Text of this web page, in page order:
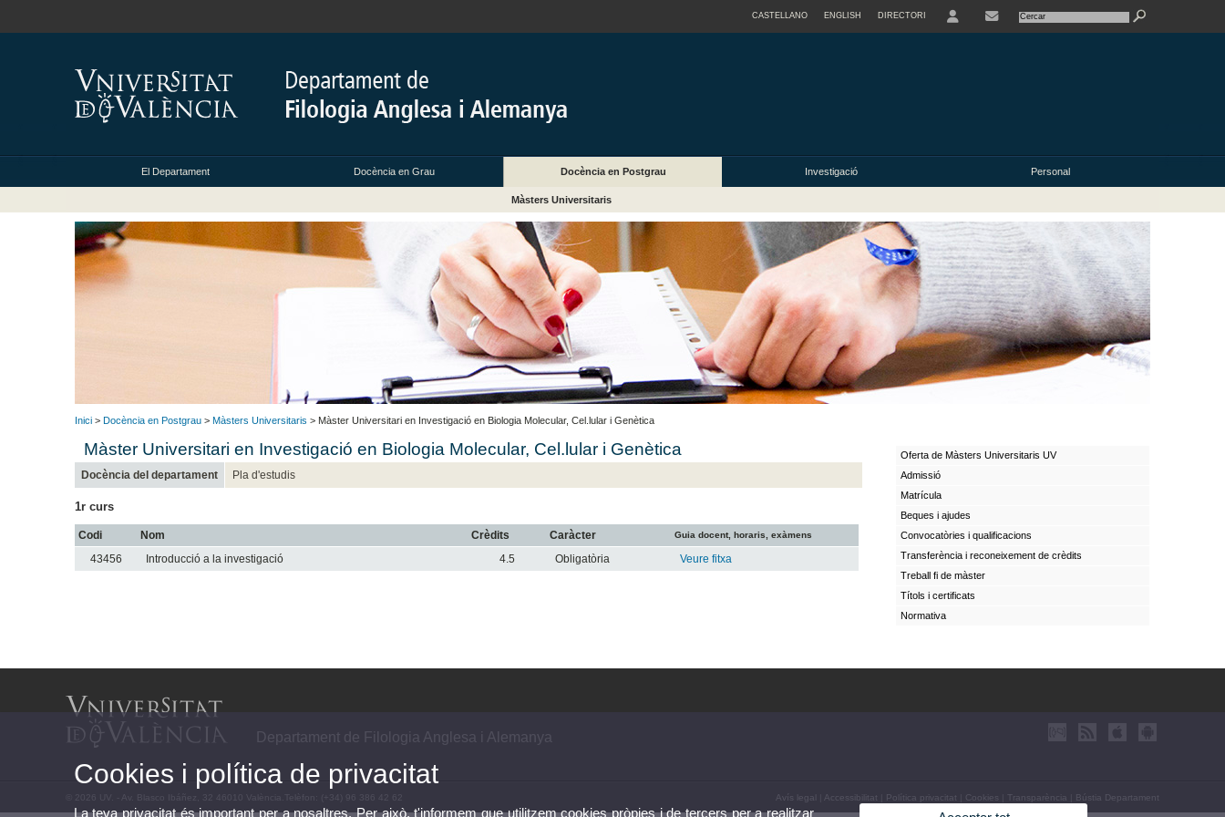
CASTELLANO ENGLISH DIRECTORI
El Departament Docència en Grau Docència en Postgrau Investigació Personal
Màsters Universitaris
Inici > Docència en Postgrau > Màsters Universitaris > Màster Universitari en Investigació en Biologia Molecular, Cel.lular i Genètica
Màster Universitari en Investigació en Biologia Molecular, Cel.lular i Genètica
Docència del departament Pla d'estudis
1r curs
Codi Nom Crèdits Caràcter Guia docent, horaris, exàmens
43456 Introducció a la investigació 4.5 Obligatòria Veure fitxa
Oferta de Màsters Universitaris UV
Admissió
Matrícula
Beques i ajudes
Convocatòries i qualificacions
Transferència i reconeixement de crèdits
Treball fi de màster
Títols i certificats
Normativa
Departament de Filologia Anglesa i Alemanya
© 2026 UV. - Av. Blasco Ibáñez, 32 46010 València.Telèfon: (+34) 96 386 42 62 Avís legal Accessibilitat Política privacitat Cookies Transparència Bústia Departament
Cookies i política de privacitat
La teva privacitat és important per a nosaltres. Per això, t'informem que utilitzem cookies pròpies i de tercers per a realitzar